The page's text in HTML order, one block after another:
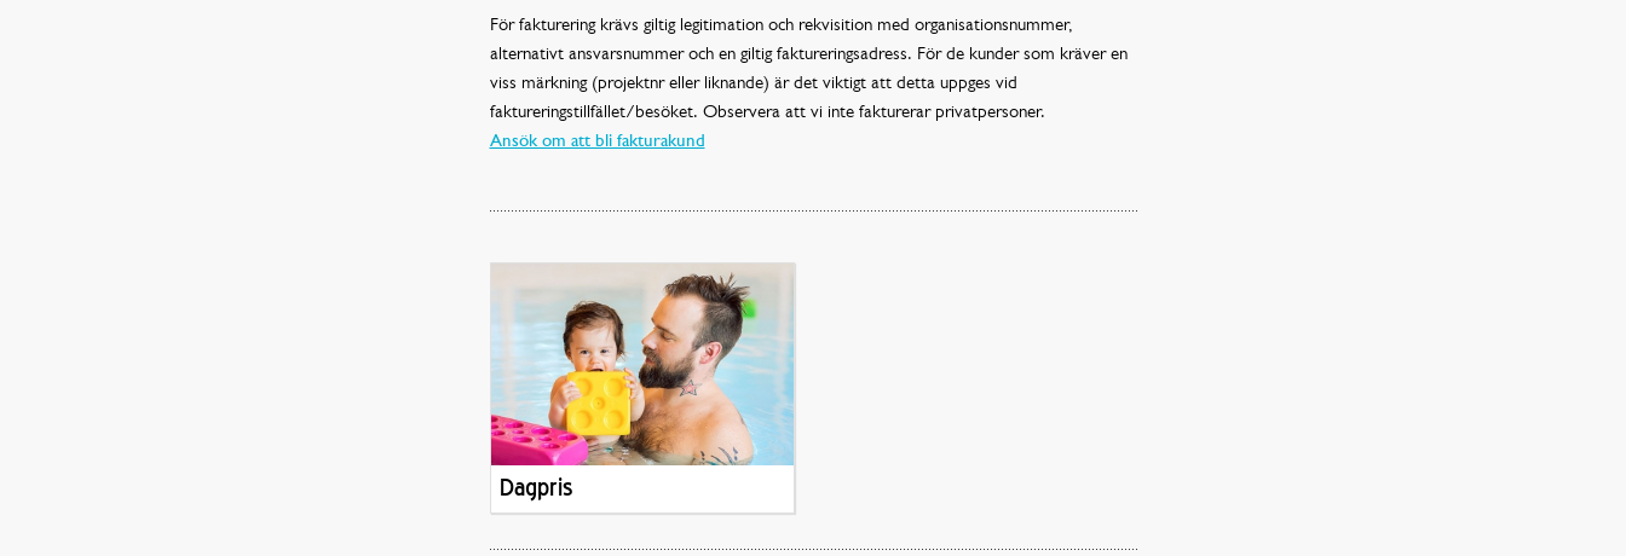
För fakturering krävs giltig legitimation och rekvisition med organisationsnummer,
alternativt ansvarsnummer och en giltig faktureringsadress. För de kunder som kräver en
viss märkning (projektnr eller liknande) är det viktigt att detta uppges vid
faktureringstillfället/besöket. Observera att vi inte fakturerar privatpersoner.
Ansök om att bli fakturakund
Dagpris